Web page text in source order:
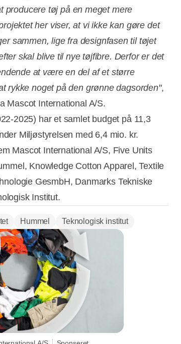
producere tøj på en meget mere
her viser, at vi ikke kan gøre det
sammen, lige fra designfasen til tøjet
skal blive til nye tøjfibre. Derfor er det
at være en del af et større
rykke noget på den grønne dagsorden",
Mascot International A/S.
2025) har et samlet budget på 11,3
Miljøstyrelsen med 6,4 mio. kr.
Mascot International A/S, Five Units
Knowledge Cotton Apparel, Textile
GesmbH, Danmarks Tekniske
Institut.
Hummel Teknologisk institut